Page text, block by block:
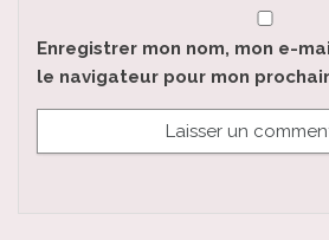
Enregistrer mon nom, mon e-
le navigateur pour mon